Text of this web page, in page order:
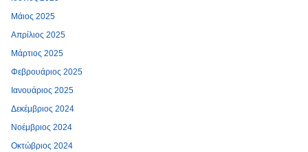
Μάιος 2025
Απρίλιος 2025
Μάρτιος 2025
Φεβρουάριος 2025
Ιανουάριος 2025
Δεκέμβριος 2024
Νοέμβριος 2024
Οκτώβριος 2024